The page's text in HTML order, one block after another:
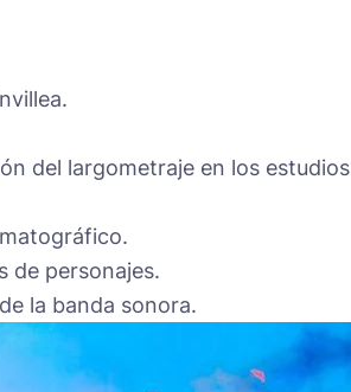
del largometraje en los estudios
de personajes.
la banda sonora.